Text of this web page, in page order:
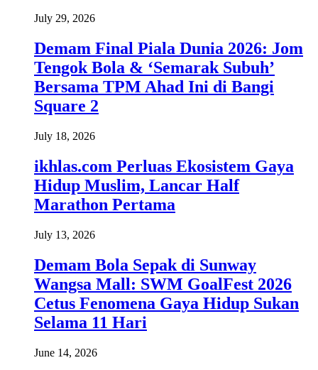
July 29, 2026
Demam Final Piala Dunia 2026: Jom
Tengok Bola & ‘Semarak Subuh’
Bersama TPM Ahad Ini di Bangi
Square 2
July 18, 2026
ikhlas.com Perluas Ekosistem Gaya
Hidup Muslim, Lancar Half
Marathon Pertama
July 13, 2026
Demam Bola Sepak di Sunway
Wangsa Mall: SWM GoalFest 2026
Cetus Fenomena Gaya Hidup Sukan
Selama 11 Hari
June 14, 2026